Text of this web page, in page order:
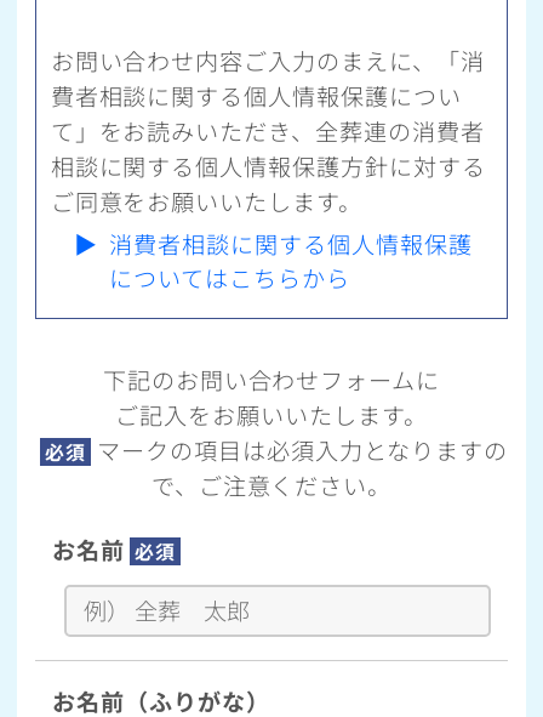
お問い合わせ内容ご入力のまえに、「消
費者相談に関する個人情報保護につい
て」をお読みいただき、全葬連の消費者
相談に関する個人情報保護方針に対する
ご同意をお願いいたします。
▶ 消費者相談に関する個人情報保護
についてはこちらから
下記のお問い合わせフォームに
ご記入をお願いいたします。
必須 マークの項目は必須入力となりますの
で、ご注意ください。
お名前 必須
お名前（ふりがな）